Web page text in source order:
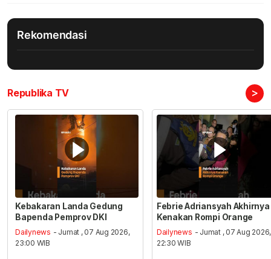
Rekomendasi
Republika TV >
Kebakaran Landa Gedung
Bapenda Pemprov DKI
Dailynews - Jumat , 07 Aug 2026,
23:00 WIB
Febrie Adriansyah Akhirnya
Kenakan Rompi Orange
Dailynews - Jumat , 07 Aug 2026,
22:30 WIB